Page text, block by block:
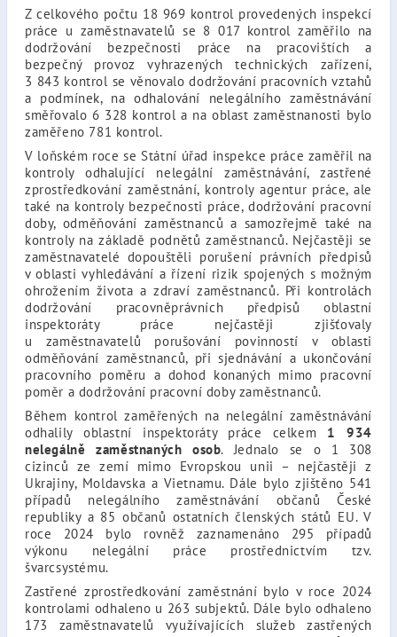
Z celkového počtu 18 969 kontrol provedených inspekcí
práce u zaměstnavatelů se 8 017 kontrol zaměřilo na
dodržování bezpečnosti práce na pracovištích a
bezpečný provoz vyhrazených technických zařízení,
3 843 kontrol se věnovalo dodržování pracovních vztahů
a podmínek, na odhalování nelegálního zaměstnávání
směřovalo 6 328 kontrol a na oblast zaměstnanosti bylo
zaměřeno 781 kontrol.
V loňském roce se Státní úřad inspekce práce zaměřil na
kontroly odhalující nelegální zaměstnávání, zastřené
zprostředkování zaměstnání, kontroly agentur práce, ale
také na kontroly bezpečnosti práce, dodržování pracovní
doby, odměňování zaměstnanců a samozřejmě také na
kontroly na základě podnětů zaměstnanců. Nejčastěji se
zaměstnavatelé dopouštěli porušení právních předpisů
v oblasti vyhledávání a řízení rizik spojených s možným
ohrožením života a zdraví zaměstnanců. Při kontrolách
dodržování pracovněprávních předpisů oblastní
inspektoráty práce nejčastěji zjišťovaly
u zaměstnavatelů porušování povinností v oblasti
odměňování zaměstnanců, při sjednávání a ukončování
pracovního poměru a dohod konaných mimo pracovní
poměr a dodržování pracovní doby zaměstnanců.
Během kontrol zaměřených na nelegální zaměstnávání
odhalily oblastní inspektoráty práce celkem 1 934
nelegálně zaměstnaných osob. Jednalo se o 1 308
cizinců ze zemí mimo Evropskou unii – nejčastěji z
Ukrajiny, Moldavska a Vietnamu. Dále bylo zjištěno 541
případů nelegálního zaměstnávání občanů České
republiky a 85 občanů ostatních členských států EU. V
roce 2024 bylo rovněž zaznamenáno 295 případů
výkonu nelegální práce prostřednictvím tzv.
švarcsystému.
Zastřené zprostředkování zaměstnání bylo v roce 2024
kontrolami odhaleno u 263 subjektů. Dále bylo odhaleno
173 zaměstnavatelů využívajících služeb zastřených